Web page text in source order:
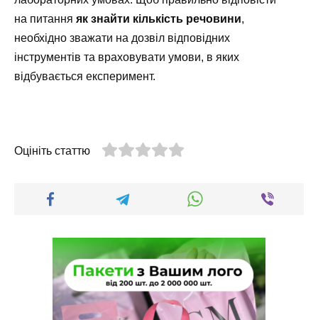
на питання як знайти кількість речовини,
необхідно зважати на дозвіл відповідних
інструментів та враховувати умови, в яких
відбувається експеримент.
Оцініть статтю